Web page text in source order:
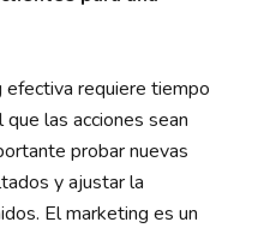
requiere tiempo
las acciones sean
probar nuevas
y ajustar la
El marketing es un